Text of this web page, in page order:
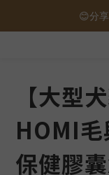
保健
😊分
保健
【大型
HOMI毛
保健膠